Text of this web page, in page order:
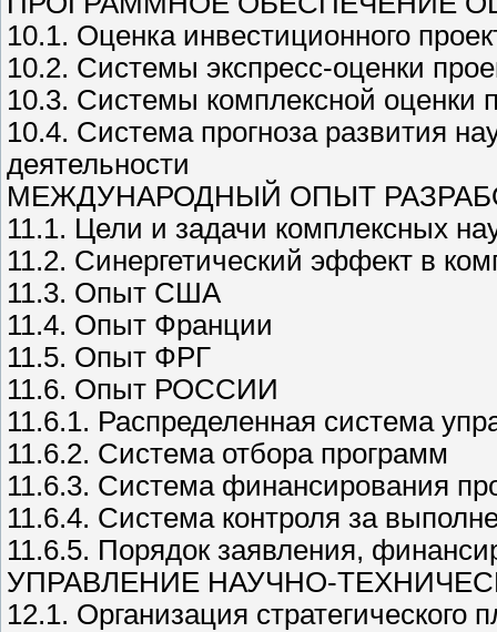
10.1. Оценка инвестиционного
10.2. Системы экспресс-оценки
10.3. Системы комплексной оценки
10.4. Система прогноза развития
деятельности
МЕЖДУНАРОДНЫЙ ОПЫТ
11.1. Цели и задачи комплексных
11.2. Синергетический эффект в
11.3. Опыт США
11.4. Опыт Франции
11.5. Опыт ФРГ
11.6. Опыт РОССИИ
11.6.1. Распределенная система
11.6.2. Система отбора программ
11.6.3. Система финансирования
11.6.4. Система контроля за
11.6.5. Порядок заявления,
УПРАВЛЕНИЕ НАУЧНО-
12.1. Организация